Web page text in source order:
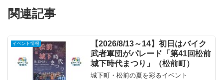
関連記事
イベント情報
【2026/8/13～14】初日はバイク
武者軍団がパレード「第41回松前
城下時代まつり」（松前町）
城下町・松前の夏を彩るイベント